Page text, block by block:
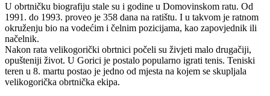
U obrtničku biografiju stale su i godine u Domovinskom ratu. Od
1991. do 1993. proveo je 358 dana na ratištu. I u takvom je ratnom
okruženju bio na vodećim i čelnim pozicijama, kao zapovjednik ili
načelnik.
Nakon rata velikogorički obrtnici počeli su živjeti malo drugačiji,
opušteniji život. U Gorici je postalo popularno igrati tenis. Teniski
teren u 8. martu postao je jedno od mjesta na kojem se skupljala
velikogorička obrtnička ekipa.